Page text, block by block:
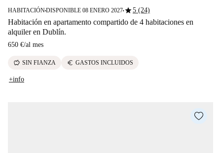
HABITACIÓN■DISPONIBLE 08 ENERO 2027■star5 (24)
Habitación en apartamento compartido de 4 habitaciones en
alquiler en Dublín.
650 €/al mes
savings SIN FIANZA euro GASTOS INCLUIDOS
+info